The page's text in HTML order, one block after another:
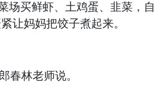
场买鲜虾、土鸡蛋、韭菜，自
让妈妈把饺子煮起来。
郎春林老师说。